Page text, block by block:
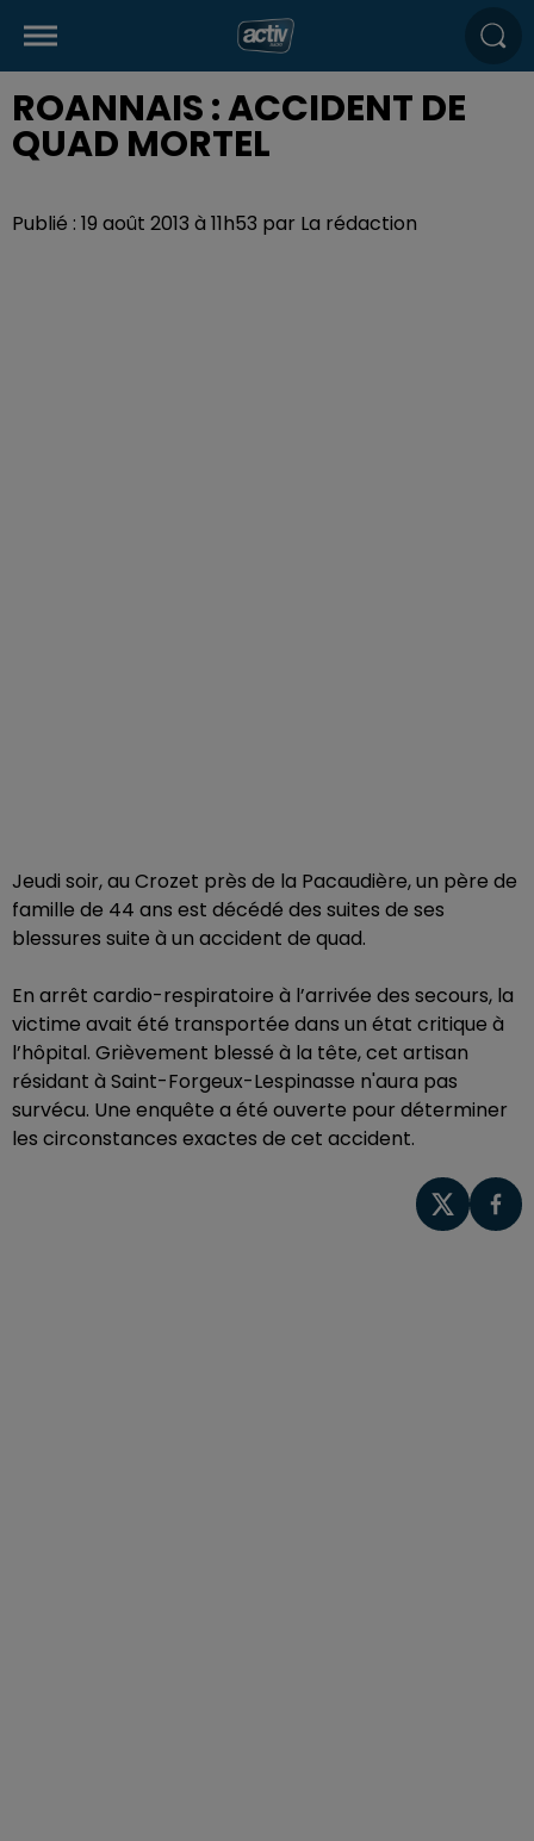
ROANNAIS : ACCIDENT DE
QUAD MORTEL
Publié : 19 août 2013 à 11h53 par La rédaction
Jeudi soir, au Crozet près de la Pacaudière, un père de
famille de 44 ans est décédé des suites de ses
blessures suite à un accident de quad.
En arrêt cardio-respiratoire à l’arrivée des secours, la
victime avait été transportée dans un état critique à
l’hôpital. Grièvement blessé à la tête, cet artisan
résidant à Saint-Forgeux-Lespinasse n'aura pas
survécu. Une enquête a été ouverte pour déterminer
les circonstances exactes de cet accident.